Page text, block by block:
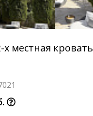
х местная кровать